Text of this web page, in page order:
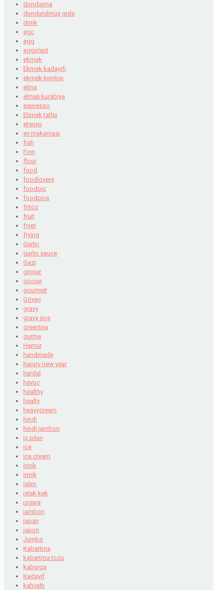
dondurma
dondurulmuş gıda
drink
egc
egg
eggplant
ekmek
Ekmek kadayıfı
ekmek kırıntısı
elma
elmalı kurabiye
espresso
Etimek tatlsı
etsuyu
ev makarnası
fish
Fırın
flour
food
foodlovers
foodpic
foodpics
fritöz
fruit
fryer
frying
Garlic
garlic sauce
Gazi
ginger
goose
gourmet
Göveç
gravy
gravy sos
greentea
gurme
Hamur
handmade
happy new year
hardal
havuç
healthy
healty
heavycream
hindi
hindi jambon
iç pilav
ice
ice cream
incik
irmik
islim
ıslak kek
ızgara
jambon
japan
japon
Jumbo
Kabartma
kabartma tozu
kaburga
Kadayıf
kahvaltı